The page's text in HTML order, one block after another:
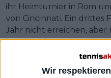
Wir
ihr Heimturnier in Rom
von Cincinnati. Ein drittes
Jahr nicht erreichen,
hat sie weiter an Boden
Es war eine ruhige
Spielerinnen, die alle die